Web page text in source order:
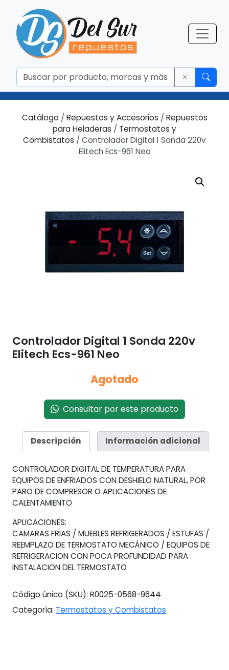
Catálogo / Repuestos y Accesorios / Repuestos
para Heladeras / Termostatos y
Combistatos / Controlador Digital 1 Sonda 220v
Elitech Ecs-961 Neo
Controlador Digital 1 Sonda 220v
Elitech Ecs-961 Neo
Agotado
Consultar por este producto
Descripción Información adicional
CONTROLADOR DIGITAL DE TEMPERATURA PARA
EQUIPOS DE ENFRIADOS CON DESHIELO NATURAL, POR
PARO DE COMPRESOR O APLICACIONES DE
CALENTAMIENTO
APLICACIONES:
CAMARAS FRIAS / MUEBLES REFRIGERADOS / ESTUFAS /
REEMPLAZO DE TERMOSTATO MECÁNICO / EQUIPOS DE
REFRIGERACION CON POCA PROFUNDIDAD PARA
INSTALACION DEL TERMOSTATO
Código único (SKU): R0025-0568-9644
Categoría: Termostatos y Combistatos